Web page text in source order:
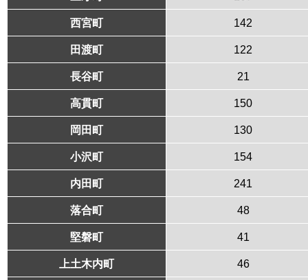
西宮町 142
田渡町 122
長谷町 21
高貫町 150
岡田町 130
小沢町 154
内田町 241
落合町 48
堅磐町 41
上土木内町 46